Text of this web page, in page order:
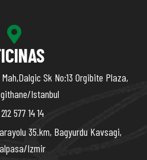
Sk No:13 Orgibite Plaza,
Istanbul
577 14 14
35.km, Bagyurdu Kavsagi,
Izmir